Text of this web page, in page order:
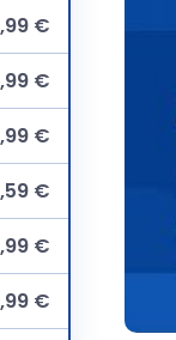
€
€
€
€
€
€